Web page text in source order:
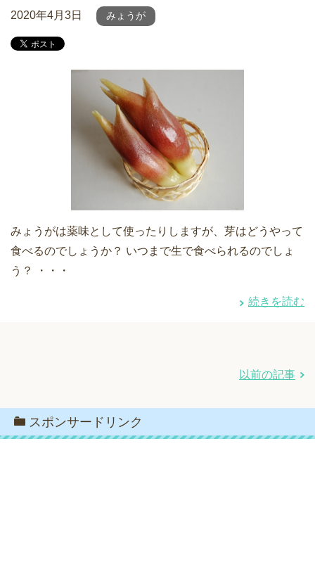
2020年4月3日 みょうが
みょうがは薬味として使ったりしますが、芽はどうやって
食べるのでしょうか？ いつまで生で食べられるのでしょ
う？ ・・・
続きを読む
以前の記事
スポンサードリンク